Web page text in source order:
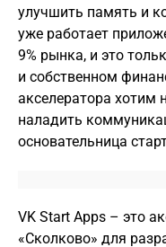
улучшить память и
уже работает
9% рынка, и это
и собственном
акселератора хотим
наладить
основательница
VK Start Apps – это
«Сколково» для